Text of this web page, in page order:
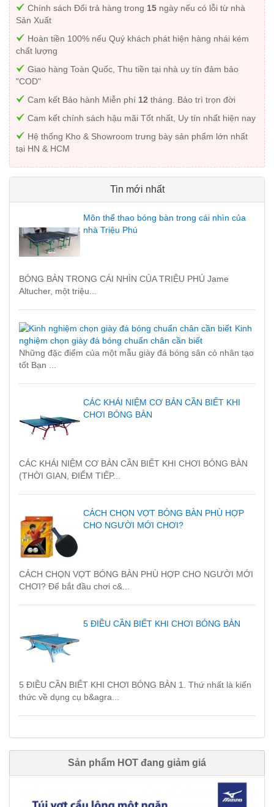
Chính sách Đổi trả hàng trong 15 ngày nếu có lỗi từ nhà
Sản Xuất
Hoàn tiền 100% nếu Quý khách phát hiện hàng nhái kém
chất lượng
Giao hàng Toàn Quốc, Thu tiền tại nhà uy tín đảm bảo
"COD"
Cam kết Bảo hành Miễn phí 12 tháng. Bảo trì trọn đời
Cam kết chính sách hậu mãi Tốt nhất, Uy tín nhất hiện nay
Hệ thống Kho & Showroom trưng bày sản phẩm lớn nhất
tại HN & HCM
Tin mới nhất
Môn thể thao bóng bàn trong cái nhìn của
nhà Triệu Phú
BÓNG BÀN TRONG CÁI NHÌN CỦA TRIỆU PHÚ Jame
Altucher, một triệu...
Kinh
nghiệm chọn giày đá bóng chuẩn chân cần biết
Những đặc điểm của một mẫu giày đá bóng sân cỏ nhân tạo
tốt Bạn ...
CÁC KHÁI NIỆM CƠ BẢN CẦN BIẾT KHI
CHƠI BÓNG BÀN
CÁC KHÁI NIỆM CƠ BẢN CẦN BIẾT KHI CHƠI BÓNG BÀN
(THỜI GIAN, ĐIỂM TIẾP...
CÁCH CHỌN VỢT BÓNG BÀN PHÙ HỢP
CHO NGƯỜI MỚI CHƠI?
CÁCH CHỌN VỢT BÓNG BÀN PHÙ HỢP CHO NGƯỜI MỚI
CHƠI? Để bắt đầu chơi c&...
5 ĐIỀU CẦN BIẾT KHI CHƠI BÓNG BÀN
5 ĐIỀU CẦN BIẾT KHI CHƠI BÓNG BÀN 1. Thứ nhất là kiến
thức về dụng cụ b&agra...
Sản phẩm HOT đang giảm giá